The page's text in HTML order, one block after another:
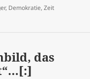
, Demokratie, Zeit
das